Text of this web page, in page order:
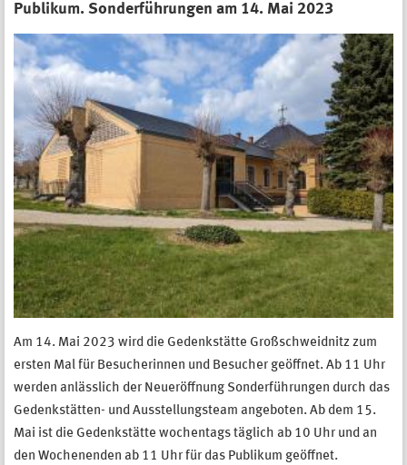
Publikum. Sonderführungen am 14. Mai 2023
Am 14. Mai 2023 wird die Gedenkstätte Großschweidnitz zum
ersten Mal für Besucherinnen und Besucher geöffnet. Ab 11 Uhr
werden anlässlich der Neueröffnung Sonderführungen durch das
Gedenkstätten- und Ausstellungsteam angeboten. Ab dem 15.
Mai ist die Gedenkstätte wochentags täglich ab 10 Uhr und an
den Wochenenden ab 11 Uhr für das Publikum geöffnet.